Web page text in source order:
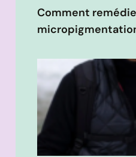
Comment